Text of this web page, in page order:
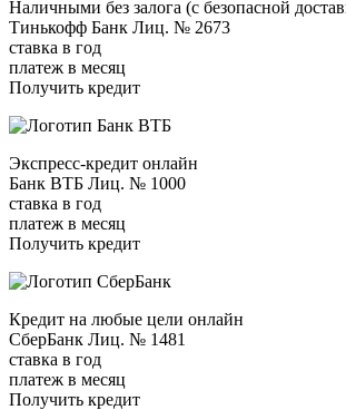
Наличными без залога (с безопасной
Тинькофф Банк Лиц. № 2673
ставка в год
платеж в месяц
Получить кредит
Экспресс-кредит онлайн
Банк ВТБ Лиц. № 1000
ставка в год
платеж в месяц
Получить кредит
Кредит на любые цели онлайн
СберБанк Лиц. № 1481
ставка в год
платеж в месяц
Получить кредит